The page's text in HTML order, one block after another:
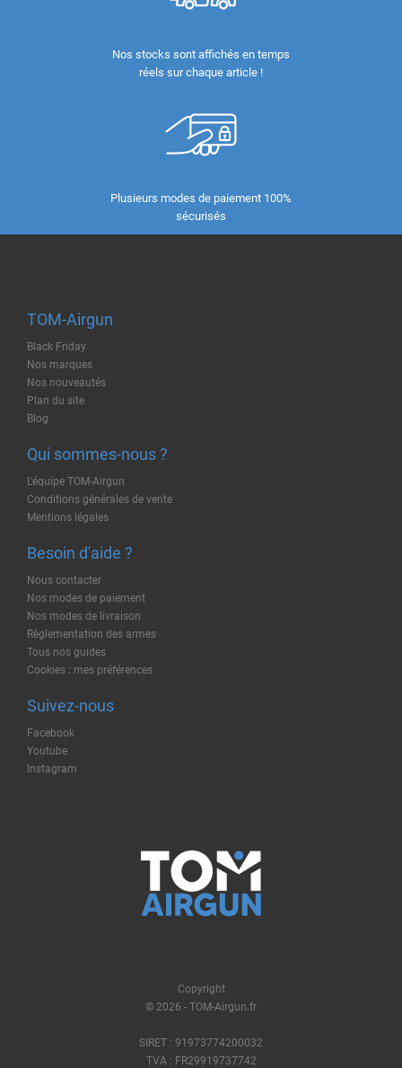
Nos stocks sont affichés en temps
réels sur chaque article !
Plusieurs modes de paiement 100%
sécurisés
TOM-Airgun
Black Friday
Nos marques
Nos nouveautés
Plan du site
Blog
Qui sommes-nous ?
L'équipe TOM-Airgun
Conditions générales de vente
Mentions légales
Besoin d'aide ?
Nous contacter
Nos modes de paiement
Nos modes de livraison
Règlementation des armes
Tous nos guides
Cookies : mes préférences
Suivez-nous
Facebook
Youtube
Instagram
Copyright
© 2026 - TOM-Airgun.fr
SIRET : 91973774200032
TVA : FR29919737742